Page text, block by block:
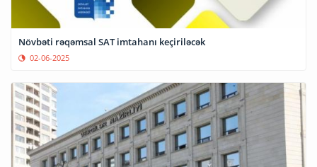
Növbəti rəqəmsal SAT imtahanı keçiriləcək
02-06-2025